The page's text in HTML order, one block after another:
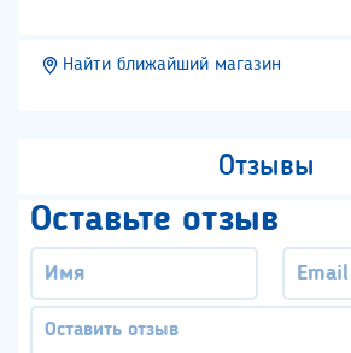
Найти ближайший магазин
Отзывы
Оставьте отзыв